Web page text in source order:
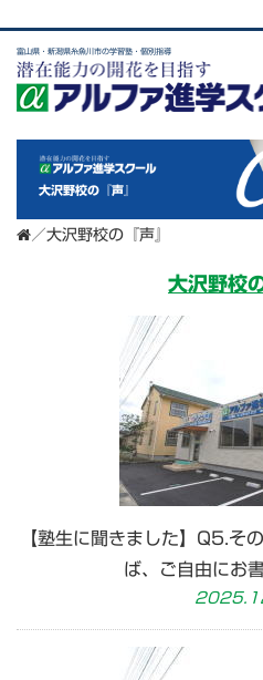
富山県・新潟県糸魚川市の学習塾・個別指導
大沢野校の『声』
／大沢野校の『声』
大沢野校
【塾生に聞きました】Q5.そ
ば、ご自由にお